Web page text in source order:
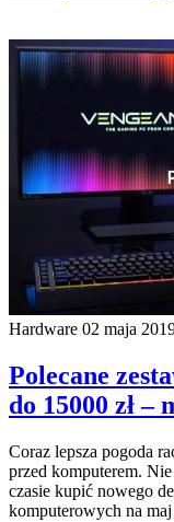
Hardware 02 maja
Polecane
do 15000 zł –
Coraz lepsza pogoda
przed komputerem.
czasie kupić nowego
komputerowych na